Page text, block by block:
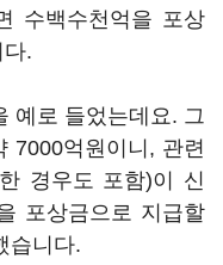
수백수천억을 포상
.
예로 들었는데요. 그
7000억원이니, 관련
경우도 포함)이 신
포상금으로 지급할
습니다.